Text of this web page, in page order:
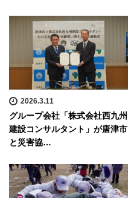
2026.3.11
グループ会社「株式会社西九州
建設コンサルタント」が唐津市
と災害協…